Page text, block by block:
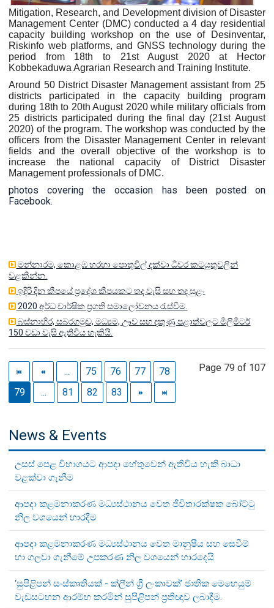
Mitigation, Research, and Development division of Disaster
Management Center (DMC) conducted a 4 day residential
capacity building workshop on the use of Desinventar,
Riskinfo web platforms, and GNSS technology during the
period from 18th to 21st August 2020 at Hector
Kobbekaduwa Agrarian Research and Training Institute.
Around 50 District Disaster Management assistant from 25
districts participated in the capacity building program
during 18th to 20th August 2020 while military officials from
25 districts participated during the final day (21st August
2020) of the program. The workshop was conducted by the
officers from the Disaster Management Center in relevant
fields and the overall objective of the workshop is to
increase the national capacity of District Disaster
Management professionals of DMC.
photos covering the occasion has been posted on
Facebook.
මන්නාරම, කොළඹ හරහා පොතුවිල් දක්වා ධීවර කටයුතුවලින්
වළකින්න.
ඉදිරි දින කීපයේ ප්‍රදේශ කීපයකට තද වැසි සහ තද සුළං
2020 අර්ධ වාර්ෂික ප්‍රගති සමාලෝචනය රැස්වීම.
බස්නාහිර, සබරගමුව, මධ්‍යම, ඌව සහ දකුණු පළාත්වලට මිලිමීටර්
150 වඩා වැසි ඇතිවිය හැකියි.
Page 79 of 107
... 75 76 77
78
79
... 81 82 83
News & Events
උසස් පෙළ විභාගයට ආපදා හේතුවෙන් ඇතිවිය හැකි බාධා
වළක්වා ගැනීම
ආපදා කළමනාකරණ මධ්‍යස්ථානය වෙත ජීවිතාරක්ෂක බෝට්ටු
නිල වශයෙන් භාරදීම
ආපදා කළමනාකරණ මධ්‍යස්ථානය වෙත මානුෂීය සහ සෙවීම්
හා ගලවා ගැනීමේ උපකරණ නිල වශයෙන් භාරදෙයි
‘සුපිළිපන් සංස්කෘතියක් - ක්ලීන් ශ්‍රී ලංකාවක්’ ජාතික මෙහෙයුම්
වැඩසටහන ආරම්භ කරමින් සුපිළිපන් ප්‍රතිඥාව ලබාදීම.